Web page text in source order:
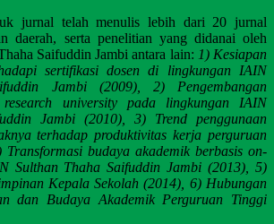
jurnal telah menulis lebih dari 20 jurnal
daerah, serta penelitian yang didanai oleh
Saifuddin Jambi antara lain: 1) Kesiapan
sertifikasi dosen di lingkungan IAIN
Jambi (2009), 2) Pengembangan
university pada lingkungan IAIN
Jambi (2010), 3) Trend penggunaan
terhadap produktivitas kerja perguruan
Transformasi budaya akademik berbasis on-
Sulthan Thaha Saifuddin Jambi (2013), 5)
Kepala Sekolah (2014), 6) Hubungan
dan Budaya Akademik Perguruan Tinggi